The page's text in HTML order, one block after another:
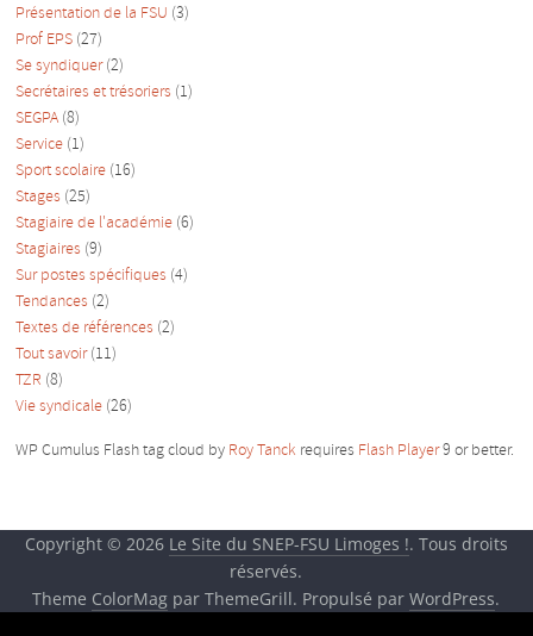
Présentation de la FSU (3)
Prof EPS (27)
Se syndiquer(2)
Secrétaires et trésoriers (1)
SEGPA (8)
Service (1)
Sport scolaire (16)
Stages (25)
Stagiaire de l'académie (6)
Stagiaires (9)
Sur postes spécifiques (4)
Tendances (2)
Textes de références (2)
Tout savoir(11)
TZR (8)
Vie syndicale (26)
WP Cumulus Flash tag cloud by Roy Tanck requires Flash Player9 or better.
Copyright © 2026 Le Site du SNEP-FSU Limoges !. Tous droits
réservés.
Theme ColorMag par ThemeGrill. Propulsé parWordPress.